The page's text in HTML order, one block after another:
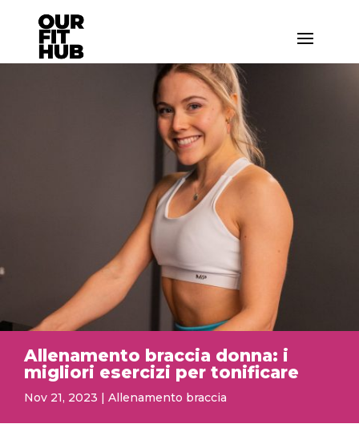
Allenamento braccia donna: i
migliori esercizi per tonificare
Nov 21, 2023 | Allenamento braccia